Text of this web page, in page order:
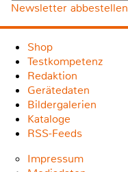
Newsletter abbestellen
Shop
Testkompetenz
Redaktion
Gerätedaten
Bildergalerien
Kataloge
RSS-Feeds
Impressum